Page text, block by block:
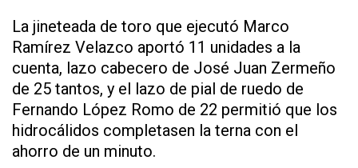
La jineteada de toro que ejecutó Marco
Ramírez Velazco aportó 11 unidades a la
cuenta, lazo cabecero de José Juan Zermeño
de 25 tantos, y el lazo de pial de ruedo de
Fernando López Romo de 22 permitió que los
hidrocálidos completasen la terna con el
ahorro de un minuto.